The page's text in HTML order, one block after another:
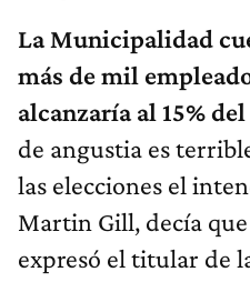
La Municipalidad
más de mil
alcanzaría al 15%
de angustia es
las elecciones el
Martin Gill, decía
expresó el titular de